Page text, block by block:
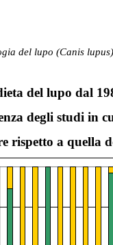
del lupo (Canis
del lupo dal
degli studi in
rispetto a quella